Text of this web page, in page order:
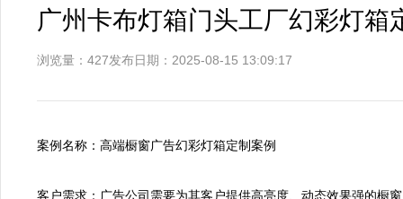
广州卡布灯箱门头工厂幻彩灯箱
浏览量：427发布日期：2025-08-15 13:09:17
案例名称：高端橱窗广告幻彩灯箱定制案例
客户需求：广告公司需要为其客户提供高亮度、动态效果强的橱